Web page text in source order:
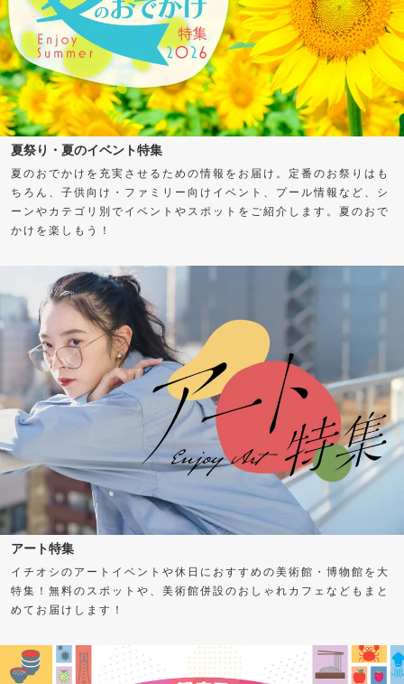
夏祭り・夏のイベント特集
夏のおでかけを充実させるための情報をお届け。定番のお祭りはも
ちろん、子供向け・ファミリー向けイベント、プール情報など、シ
ーンやカテゴリ別でイベントやスポットをご紹介します。夏のおで
かけを楽しもう！
アート特集
イチオシのアートイベントや休日におすすめの美術館・博物館を大
特集！無料のスポットや、美術館併設のおしゃれカフェなどもまと
めてお届けします！